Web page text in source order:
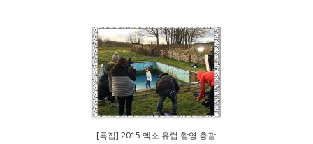
[특집] 2015 엑소 유럽 촬영 총괄